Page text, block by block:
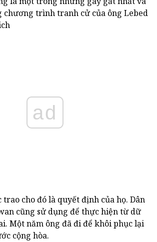
chương trình tranh cử của ông Lebed
ad
cho đó là quyết định của họ. Dân
cũng sử dụng để thực hiện từ dữ
Một năm ông đã đi để khôi phục lại
cộng hòa.